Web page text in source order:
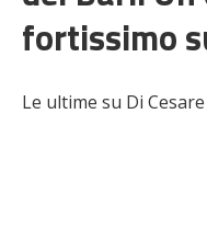
fortissimo
Le ultime su Di Cesare